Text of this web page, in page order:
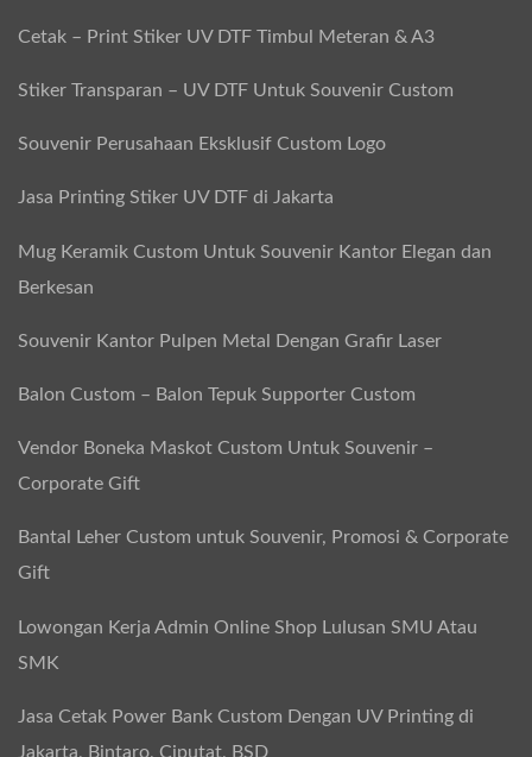
Cetak – Print Stiker UV DTF Timbul Meteran & A3
Stiker Transparan – UV DTF Untuk Souvenir Custom
Souvenir Perusahaan Eksklusif Custom Logo
Jasa Printing Stiker UV DTF di Jakarta
Mug Keramik Custom Untuk Souvenir Kantor Elegan dan
Berkesan
Souvenir Kantor Pulpen Metal Dengan Grafir Laser
Balon Custom – Balon Tepuk Supporter Custom
Vendor Boneka Maskot Custom Untuk Souvenir –
Corporate Gift
Bantal Leher Custom untuk Souvenir, Promosi & Corporate
Gift
Lowongan Kerja Admin Online Shop Lulusan SMU Atau
SMK
Jasa Cetak Power Bank Custom Dengan UV Printing di
Jakarta, Bintaro, Ciputat, BSD